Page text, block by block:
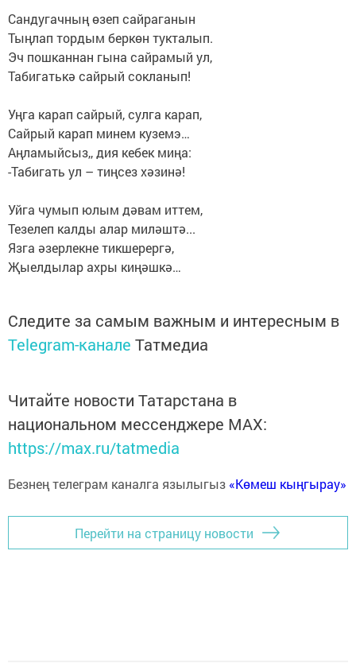
Сандугачның өзеп сайраганын
Тыңлап тордым беркөн тукталып.
Эч пошканнан гына сайрамый ул,
Табигатькә сайрый сокланып!
Уңга карап сайрый, сулга карап,
Сайрый карап минем куземэ…
Аңламыйсыз,, дия кебек миңа:
-Табигать ул – тиңсез хәзинә!
Уйга чумып юлым дәвам иттем,
Тезелеп калды алар миләштә...
Язга әзерлекне тикшерергә,
Җыелдылар ахры киңәшкә…
Следите за самым важным и интересным в
Telegram-канале Татмедиа
Читайте новости Татарстана в
национальном мессенджере MАХ:
https://max.ru/tatmedia
Безнең телеграм каналга язылыгыз «Көмеш кыңгырау»
Перейти на страницу новости